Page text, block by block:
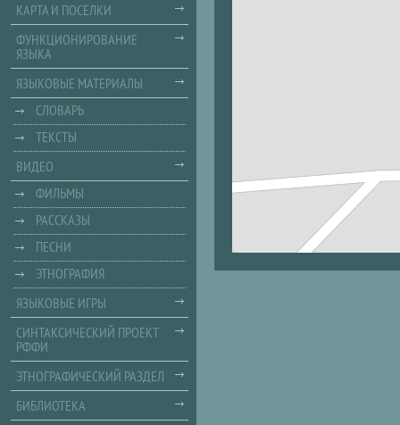
КАРТА И ПОСЕЛКИ
ФУНКЦИОНИРОВАНИЕ
ЯЗЫКА
ЯЗЫКОВЫЕ МАТЕРИАЛЫ
СЛОВАРЬ
ТЕКСТЫ
ВИДЕО
ФИЛЬМЫ
РАССКАЗЫ
ПЕСНИ
ЭТНОГРАФИЯ
ЯЗЫКОВЫЕ ИГРЫ
СИНТАКСИЧЕСКИЙ ПРОЕКТ
РФФИ
ЭТНОГРАФИЧЕСКИЙ РАЗДЕЛ
БИБЛИОТЕКА